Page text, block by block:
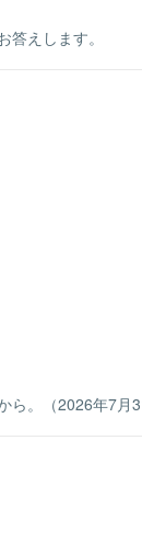
えします。
。（2026年7月